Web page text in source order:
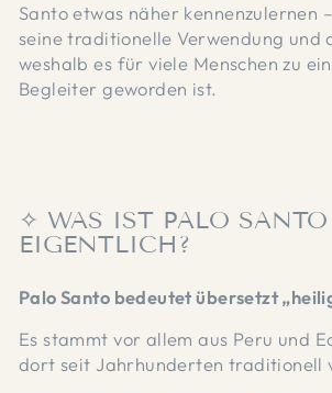
Santo etwas näher kennenzulernen
seine traditionelle Verwendung und
weshalb es für viele Menschen zu
Begleiter geworden ist.
✧ WAS IST PALO SANTO
EIGENTLICH?
Palo Santo bedeutet übersetzt
Es stammt vor allem aus Peru und
dort seit Jahrhunderten traditionell